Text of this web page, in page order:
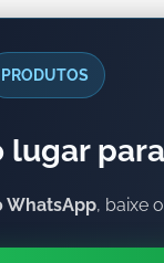
PRODUTOS
lugar
WhatsApp, baixe o